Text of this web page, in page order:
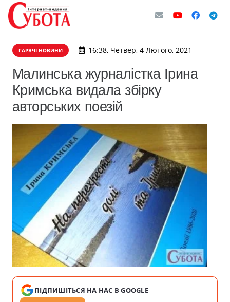
ГАРЯЧІ НОВИНИ 16:38, Четвер, 4 Лютого, 2021
Малинська журналістка Ірина
Кримська видала збірку
авторських поезій
ПІДПИШІТЬСЯ НА НАС В GOOGLE